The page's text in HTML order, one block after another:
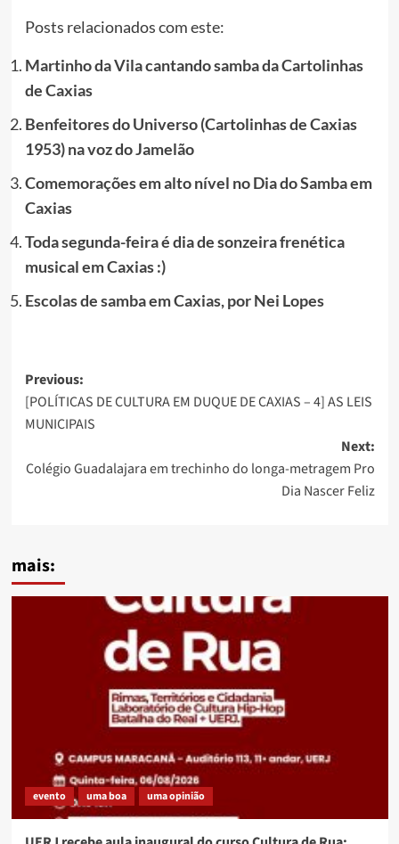
Posts relacionados com este:
Martinho da Vila cantando samba da Cartolinhas
de Caxias
Benfeitores do Universo (Cartolinhas de Caxias
1953) na voz do Jamelão
Comemorações em alto nível no Dia do Samba em
Caxias
Toda segunda-feira é dia de sonzeira frenética
musical em Caxias :)
Escolas de samba em Caxias, por Nei Lopes
Post
navigation
Previous:
[POLÍTICAS DE CULTURA EM DUQUE DE CAXIAS – 4] AS LEIS
MUNICIPAIS
Next:
Colégio Guadalajara em trechinho do longa-metragem Pro
Dia Nascer Feliz
mais:
evento uma boa uma opinião